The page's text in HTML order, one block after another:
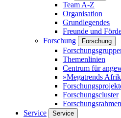
Team A-Z
Organisation
Grundlegendes
Freunde und
Forschung
Forschung
Themenlinien
Centrum für
»Megatrends
Forschungscluster
Forschungsrahmen
Service
Service